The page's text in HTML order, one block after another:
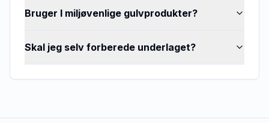
Bruger I miljøvenlige gulvprodukter?
Skal jeg selv forberede underlaget?